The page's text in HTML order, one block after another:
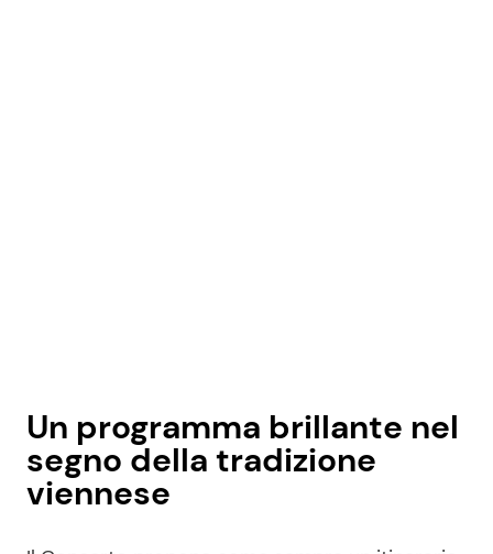
Un programma brillante nel
segno della tradizione
viennese